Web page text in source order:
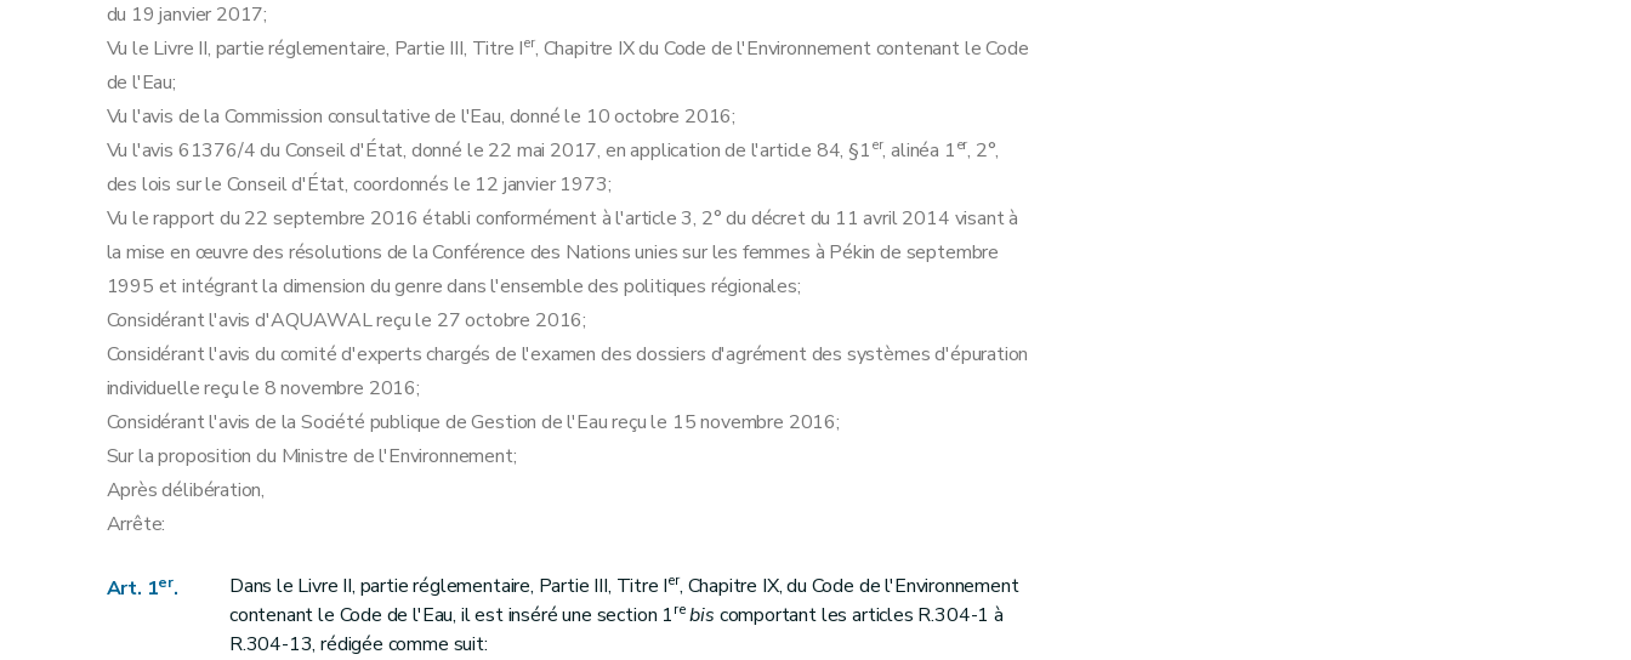
du 19 janvier 2017;
Vu le Livre II, partie réglementaire, Partie III, Titre Ier, Chapitre IX du Code de l'Environnement contenant le Code
de l'Eau;
Vu l'avis de la Commission consultative de l'Eau, donné le 10 octobre 2016;
Vu l'avis 61376/4 du Conseil d'État, donné le 22 mai 2017, en application de l'article 84, §1er, alinéa 1er, 2°,
des lois sur le Conseil d'État, coordonnés le 12 janvier 1973;
Vu le rapport du 22 septembre 2016 établi conformément à l'article 3, 2° du décret du 11 avril 2014 visant à
la mise en œuvre des résolutions de la Conférence des Nations unies sur les femmes à Pékin de septembre
1995 et intégrant la dimension du genre dans l'ensemble des politiques régionales;
Considérant l'avis d'AQUAWAL reçu le 27 octobre 2016;
Considérant l'avis du comité d'experts chargés de l'examen des dossiers d'agrément des systèmes d'épuration
individuelle reçu le 8 novembre 2016;
Considérant l'avis de la Société publique de Gestion de l'Eau reçu le 15 novembre 2016;
Sur la proposition du Ministre de l'Environnement;
Après délibération,
Arrête:
Art. 1er. Dans le Livre II, partie réglementaire, Partie III, Titre Ier, Chapitre IX, du Code de l'Environnement
contenant le Code de l'Eau, il est inséré une section 1re bis comportant les articles R.304-1 à
R.304-13, rédigée comme suit: